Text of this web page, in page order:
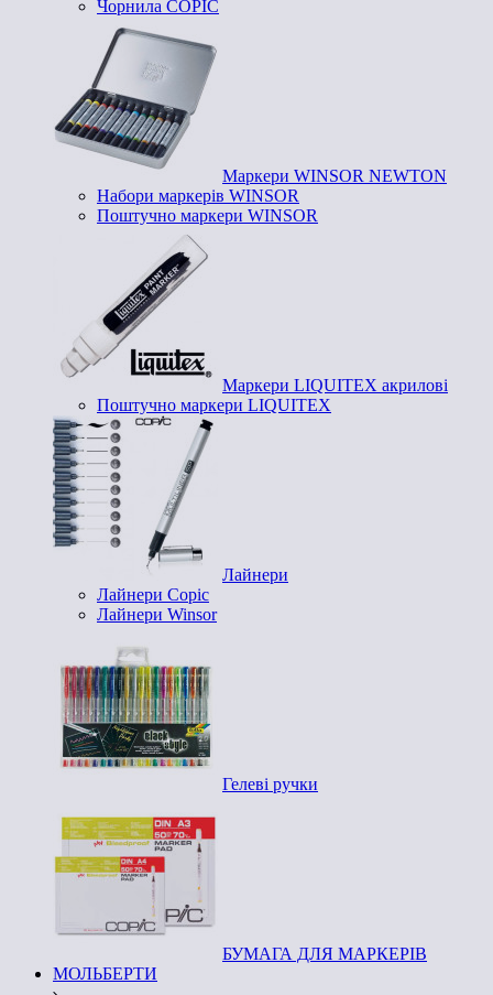
Чорнила COPIC
Маркери WINSOR NEWTON
Набори маркерів WINSOR
Поштучно маркери WINSOR
Маркери LIQUITEX акрилові
Поштучно маркери LIQUITEX
Лайнери
Лайнери Copic
Лайнери Winsor
Гелеві ручки
БУМАГА ДЛЯ МАРКЕРІВ
МОЛЬБЕРТИ